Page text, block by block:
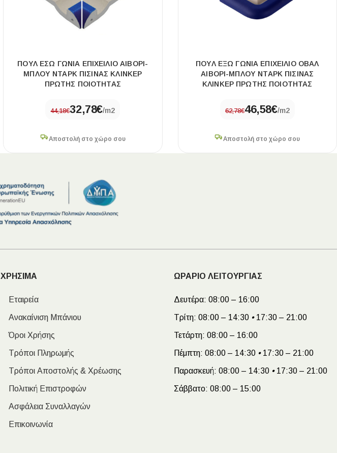
ΠΟΥΛ ΕΣΩ ΓΩΝΙΑ ΕΠΙΧΕΙΛΙΟ ΑΙΒΟΡΙ-
ΜΠΛΟΥ ΝΤΑΡΚ ΠΙΣΙΝΑΣ ΚΛΙΝΚΕΡ
ΠΡΩΤΗΣ ΠΟΙΟΤΗΤΑΣ
44,18€32,78€/m2
Αποστολή στο χώρο σου
ΠΟΥΛ ΕΞΩ ΓΩΝΙΑ ΕΠΙΧΕΙΛΙΟ ΟΒΑΛ
ΑΙΒΟΡΙ-ΜΠΛΟΥ ΝΤΑΡΚ ΠΙΣΙΝΑΣ
ΚΛΙΝΚΕΡ ΠΡΩΤΗΣ ΠΟΙΟΤΗΤΑΣ
62,78€46,58€/m2
Αποστολή στο χώρο σου
ΧΡΗΣΙΜΑ
Εταιρεία
Ανακαίνιση Μπάνιου
Όροι Χρήσης
Τρόποι Πληρωμής
Τρόποι Αποστολής & Χρέωσης
Πολιτική Επιστροφών
Ασφάλεια Συναλλαγών
Επικοινωνία
ΩΡΑΡΙΟ ΛΕΙΤΟΥΡΓΙΑΣ
Δευτέρα: 08:00 – 16:00
Τρίτη: 08:00 – 14:30 •17:30 – 21:00
Τετάρτη: 08:00 – 16:00
Πέμπτη: 08:00 – 14:30 •17:30 – 21:00
Παρασκευή: 08:00 – 14:30 •17:30 – 21:00
Σάββατο: 08:00 – 15:00